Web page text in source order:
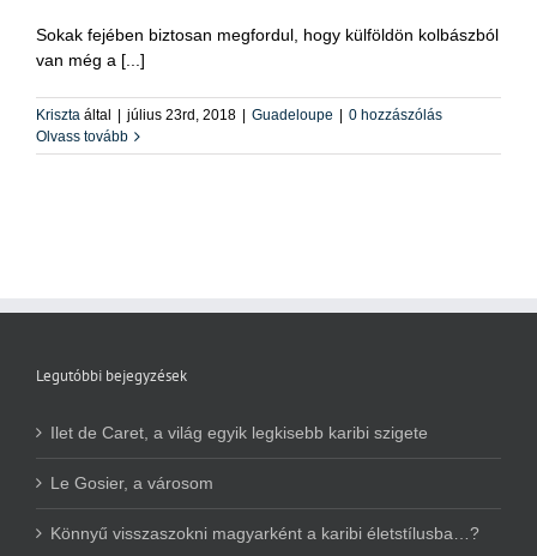
Sokak fejében biztosan megfordul, hogy külföldön kolbászból
van még a [...]
Kriszta által július 23rd, 2018 Guadeloupe
0 hozzászólás
Olvass tovább
Legutóbbi bejegyzések
Ilet de Caret, a világ egyik legkisebb karibi szigete
Le Gosier, a városom
Könnyű visszaszokni magyarként a karibi életstílusba…?